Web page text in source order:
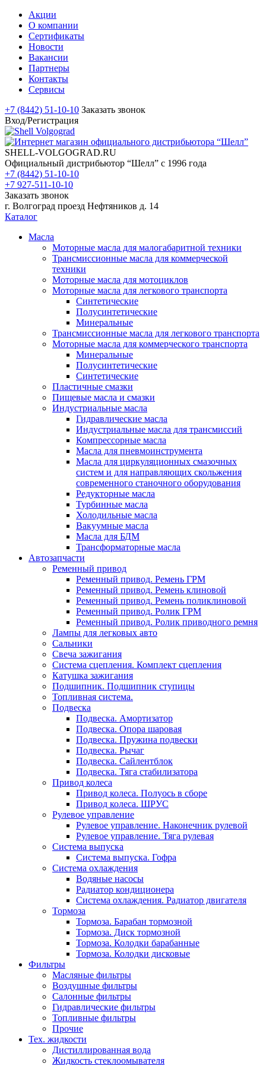
Акции
О компании
Сертификаты
Новости
Вакансии
Партнеры
Контакты
Сервисы
+7 (8442) 51-10-10 Заказать звонок
Вход/Регистрация
SHELL-VOLGOGRAD.RU
Официальный дистрибьютор “Шелл” с 1996 года
+7 (8442) 51-10-10
+7 927-511-10-10
Заказать звонок
г. Волгоград проезд Нефтяников д. 14
Каталог
Масла
Моторные масла для малогабаритной техники
Трансмиссионные масла для коммерческой
техники
Моторные масла для мотоциклов
Моторные масла для легкового транспорта
Синтетические
Полусинтетические
Минеральные
Трансмиссионные масла для легкового транспорта
Моторные масла для коммерческого транспорта
Минеральные
Полусинтетические
Синтетические
Пластичные смазки
Пищевые масла и смазки
Индустриальные масла
Гидравлические масла
Индустриальные масла для трансмиссий
Компрессорные масла
Масла для пневмоинструмента
Масла для циркуляционных смазочных
систем и для направляющих скольжения
современного станочного оборудования
Редукторные масла
Турбинные масла
Холодильные масла
Вакуумные масла
Масла для БДМ
Трансформаторные масла
Автозапчасти
Ременный привод
Ременный привод. Ремень ГРМ
Ременный привод. Ремень клиновой
Ременный привод. Ремень поликлиновой
Ременный привод. Ролик ГРМ
Ременный привод. Ролик приводного ремня
Лампы для легковых авто
Сальники
Свеча зажигания
Система сцепления. Комплект сцепления
Катушка зажигания
Подшипник. Подшипник ступицы
Топливная система.
Подвеска
Подвеска. Амортизатор
Подвеска. Опора шаровая
Подвеска. Пружина подвески
Подвеска. Рычаг
Подвеска. Сайлентблок
Подвеска. Тяга стабилизатора
Привод колеса
Привод колеса. Полуось в сборе
Привод колеса. ШРУС
Рулевое управление
Рулевое управление. Наконечник рулевой
Рулевое управление. Тяга рулевая
Система выпуска
Система выпуска. Гофра
Система охлаждения
Водяные насосы
Радиатор кондиционера
Система охлаждения. Радиатор двигателя
Тормоза
Тормоза. Барабан тормозной
Тормоза. Диск тормозной
Тормоза. Колодки барабанные
Тормоза. Колодки дисковые
Фильтры
Масляные фильтры
Воздушные фильтры
Салонные фильтры
Гидравлические фильтры
Топливные фильтры
Прочие
Тех. жидкости
Дистиллированная вода
Жидкость стеклоомывателя